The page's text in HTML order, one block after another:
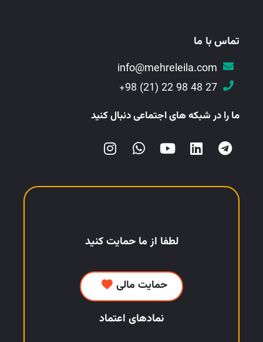
تماس با ما
info@mehreleila.com
27 48 98 22 (21) 98+
ما را در شبکه های اجتماعی دنبال کنید
لطفا از ما حمایت کنید
حمایت مالی
نمادهای اعتماد